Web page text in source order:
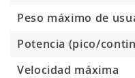
Peso máximo de
Potencia (pico/
Velocidad máxima